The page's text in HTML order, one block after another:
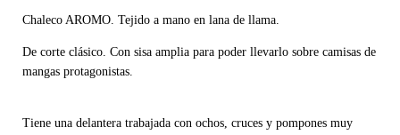
Chaleco AROMO. Tejido a mano en lana de llama.
De corte clásico. Con sisa amplia para poder llevarlo sobre camisas de
mangas protagonistas.
Tiene una delantera trabajada con ochos, cruces y pompones muy